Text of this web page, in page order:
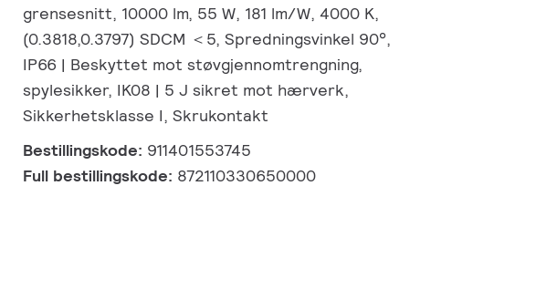
grensesnitt, 10000 lm, 55 W, 181 lm/W, 4000 K,
(0.3818,0.3797) SDCM ＜5, Spredningsvinkel 90°,
IP66 | Beskyttet mot støvgjennomtrengning,
spylesikker, IK08 | 5 J sikret mot hærverk,
Sikkerhetsklasse I, Skrukontakt
Bestillingskode: 911401553745
Full bestillingskode: 872110330650000